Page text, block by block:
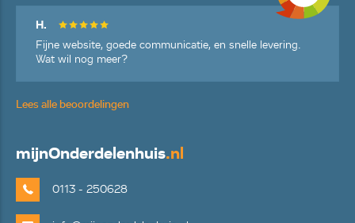
H.
Fijne website, goede communicatie, en snelle levering.
Wat wil nog meer?
Lees alle beoordelingen
mijnOnderdelenhuis.nl
0113 - 250628